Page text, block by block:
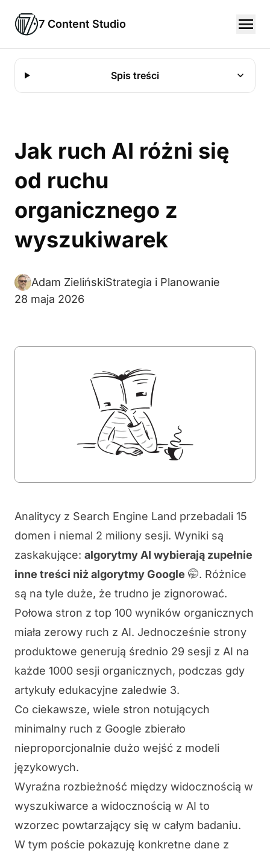
7 Content Studio
Spis treści
Jak ruch AI różni się
od ruchu
organicznego z
wyszukiwarek
Adam ZielińskiStrategia i Planowanie
28 maja 2026
Analitycy z Search Engine Land przebadali 15
domen i niemal 2 miliony sesji. Wyniki są
zaskakujące: algorytmy AI wybierają zupełnie
inne treści niż algorytmy Google 🤭. Różnice
są na tyle duże, że trudno je zignorować.
Połowa stron z top 100 wyników organicznych
miała zerowy ruch z AI. Jednocześnie strony
produktowe generują średnio 29 sesji z AI na
każde 1000 sesji organicznych, podczas gdy
artykuły edukacyjne zaledwie 3.
Co ciekawsze, wiele stron notujących
minimalny ruch z Google zbierało
nieproporcjonalnie dużo wejść z modeli
językowych.
Wyraźna rozbieżność między widocznością w
wyszukiwarce a widocznością w AI to
wzorzec powtarzający się w całym badaniu.
W tym poście pokazuję konkretne dane z